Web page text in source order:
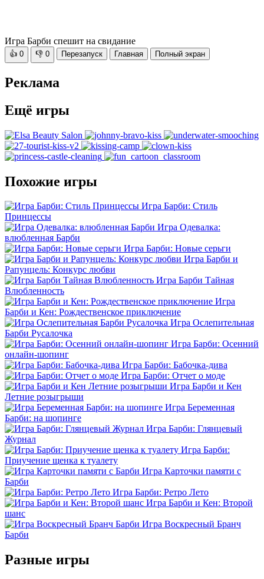
Игра Барби спешит на свидание
👍 0 👎 0 Перезапуск Главная Полный экран
Реклама
Ещё игры
Похожие игры
Игра Барби: Стиль
Принцессы
Игра Одевалка:
влюбленная Барби
Игра Барби: Новые серьги
Игра Барби и
Рапунцель: Конкурс любви
Игра Барби Тайная
Влюбленность
Игра
Барби и Кен: Рождественское приключение
Игра Ослепительная
Барби Русалочка
Игра Барби: Осенний
онлайн-шопинг
Игра Барби: Бабочка-дива
Игра Барби: Отчет о моде
Игра Барби и Кен
Летние розыгрыши
Игра Беременная
Барби: на шопинге
Игра Барби: Глянцевый
Журнал
Игра Барби:
Приучение щенка к туалету
Игра Карточки памяти с
Барби
Игра Барби: Ретро Лето
Игра Барби и Кен: Второй
шанс
Игра Воскресный Бранч
Барби
Разные игры